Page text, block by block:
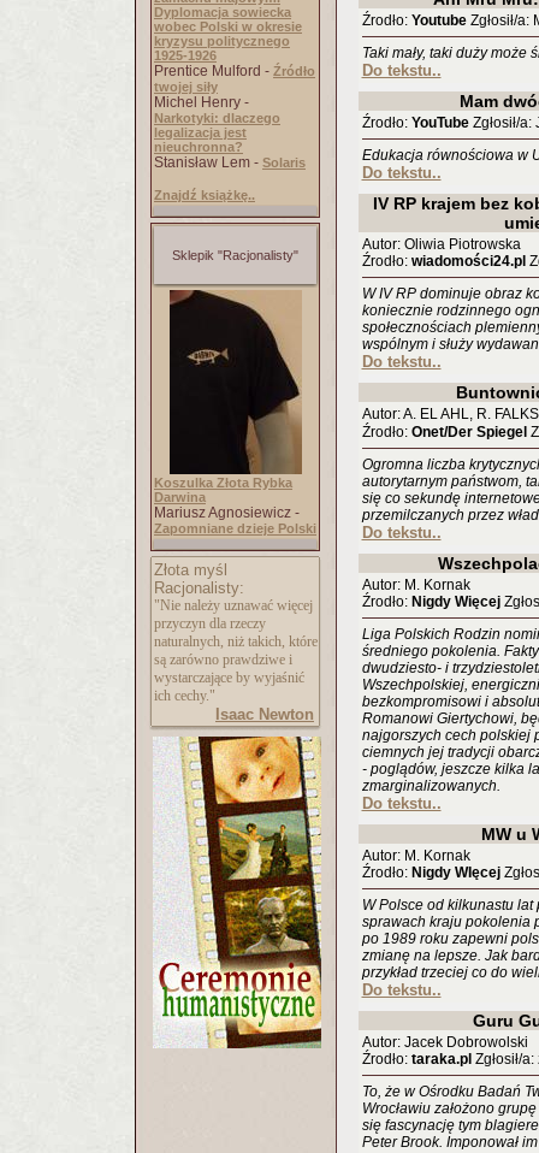
Dyplomacja sowiecka
wobec Polski w okresie
kryzysu politycznego
1925-1926
Prentice Mulford - Źródło
twojej siły
Michel Henry -
Narkotyki: dlaczego
legalizacja jest
nieuchronna?
Stanisław Lem - Solaris
Znajdź książkę..
Sklepik "Racjonalisty"
Koszulka Złota Rybka
Darwina
Mariusz Agnosiewicz -
Zapomniane dzieje Polski
Złota myśl
Racjonalisty:
"Nie należy uznawać więcej
przyczyn dla rzeczy
naturalnych, niż takich, które
są zarówno prawdziwe i
wystarczające by wyjaśnić
ich cechy."
Isaac Newton
Źrodło: YoutubeZgłosił/a:
Taki mały, taki duży może
Do tekstu..
Mam
Źrodło: YouTubeZgłosił/a:
Edukacja równościowa w
Do tekstu..
IV RP krajem bez
Autor: Oliwia Piotrowska
Źrodło: wiadomości24.pl
W IV RP dominuje obraz
koniecznie rodzinnego
społecznościach
wspólnym i służy
Do tekstu..
Autor: A. EL AHL, R.
Źrodło: Onet/Der Spiegel
Ogromna liczba
autorytarnym państwom,
się co sekundę
przemilczanych przez
Do tekstu..
Autor: M. Kornak
Źrodło: Nigdy Więcej
Liga Polskich Rodzin
średniego pokolenia.
dwudziesto- i
Wszechpolskiej,
bezkompromisowi i
Romanowi Giertychowi,
najgorszych cech polskiej
ciemnych jej tradycji
- poglądów, jeszcze kilka
zmarginalizowanych.
Do tekstu..
MW u
Autor: M. Kornak
Źrodło: Nigdy WIęcej
W Polsce od kilkunastu
sprawach kraju pokolenia
po 1989 roku zapewni
zmianę na lepsze. Jak
przykład trzeciej co do
Do tekstu..
Guru
Autor: Jacek Dobrowolski
Źrodło: taraka.pl Zgłosił/a:
To, że w Ośrodku Badań
Wrocławiu założono
się fascynację tym
Peter Brook. Imponował